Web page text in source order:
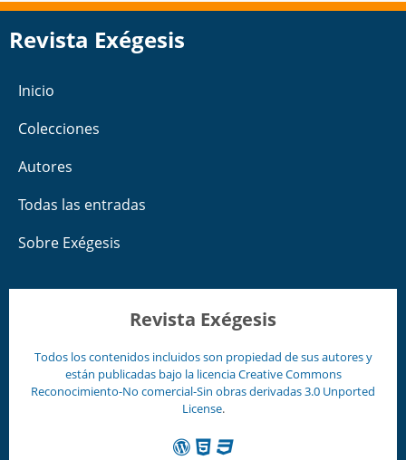
Revista Exégesis
Inicio
Colecciones
Autores
Todas las entradas
Sobre Exégesis
Revista Exégesis
Todos los contenidos incluidos son propiedad de sus autores y
están publicadas bajo la licenciaCreative Commons
Reconocimiento-No comercial-Sin obras derivadas 3.0 Unported
License.